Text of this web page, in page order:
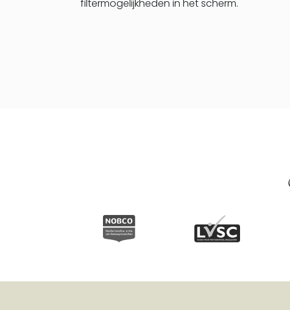
filtermogelijkheden in het scherm.